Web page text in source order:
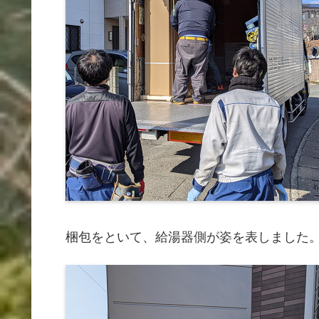
梱包をといて、給湯器側が姿を表しました